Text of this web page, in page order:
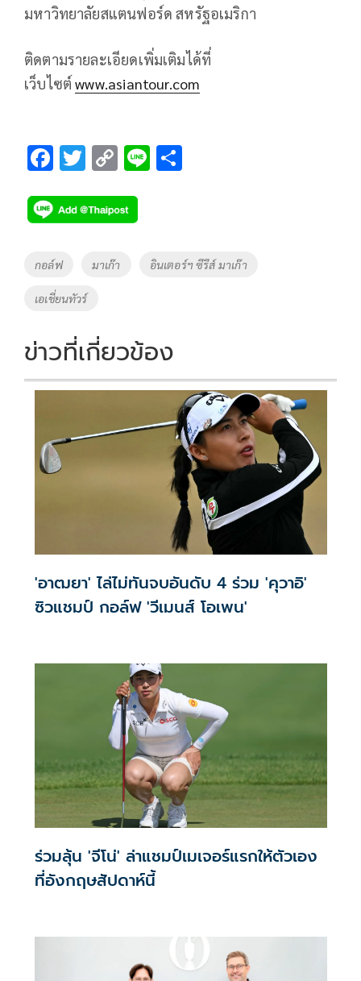
มหาวิทยาลัยสแตนฟอร์ด สหรัฐอเมริกา
ติดตามรายละเอียดเพิ่มเติมได้ที่
เว็บไซต์www.asiantour.com
F
e
b
o
o
k
T
tt
er
C
p
y
Li
Li
Tags
กอล์ฟ มาเก๊า อินเตอร์ฯ ซีรีส์ มาเก๊า
เอเชี่ยนทัวร์
ข่าวที่เกี่ยวข้อง
'อาฒยา' ไล่ไม่ทันจบอันดับ 4 ร่วม 'คุวาอิ'
ซิวแชมป์ กอล์ฟ 'วีเมนส์ โอเพน'
ร่วมลุ้น 'จีโน่' ล่าแชมป์เมเจอร์แรกให้ตัวเอง
ที่อังกฤษสัปดาห์นี้